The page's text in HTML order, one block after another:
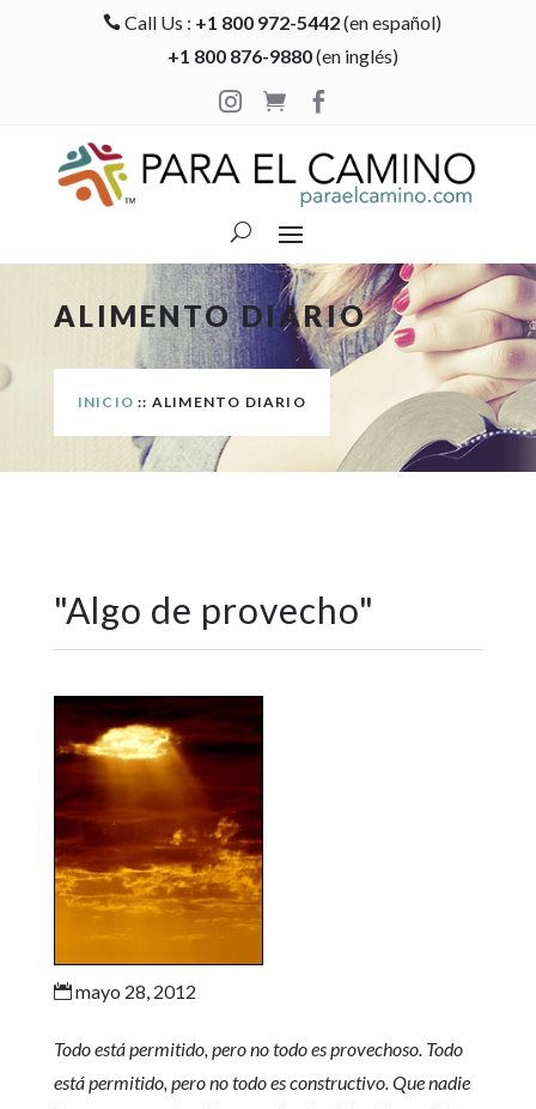
 Call Us : +1 800 972-5442(en español)
+1 800 876-9880(en inglés)

 
ALIMENTO DIARIO
INICIO :: ALIMENTO DIARIO
"Algo de provecho"
mayo 28, 2012
Todo está permitido, pero no todo es provechoso. Todo
está permitido, pero no todo es constructivo. Que nadie